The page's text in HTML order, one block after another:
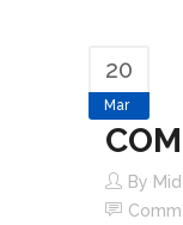
20
Mar
By